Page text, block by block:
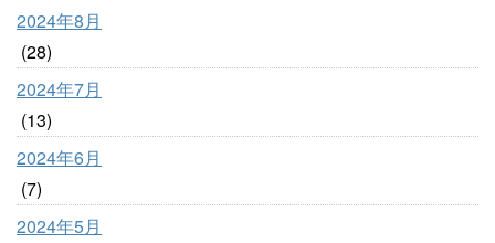
2024年8月
(28)
2024年7月
(13)
2024年6月
(7)
2024年5月